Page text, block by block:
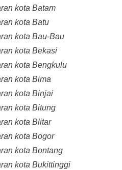
kota Batam
kota Batu
kota Bau-Bau
kota Bekasi
kota Bengkulu
kota Bima
kota Binjai
kota Bitung
kota Blitar
kota Bogor
kota Bontang
kota Bukittinggi